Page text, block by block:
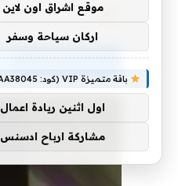
بواسطة
فيسبوك
موقع اشراق اون لاين
اركان سياحة وسفر
باقة متميزة VIP (كود: AA38045):
اول اثنين ريادة اعمال
مشاركة ارباح ادسنس